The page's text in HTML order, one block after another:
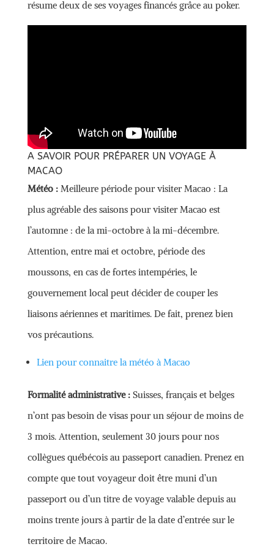
résume deux de ses voyages financés grâce au poker.
A SAVOIR POUR PRÉPARER UN VOYAGE À
MACAO
Météo : Meilleure période pour visiter Macao : La
plus agréable des saisons pour visiter Macao est
l’automne : de la mi-octobre à la mi-décembre.
Attention, entre mai et octobre, période des
moussons, en cas de fortes intempéries, le
gouvernement local peut décider de couper les
liaisons aériennes et maritimes. De fait, prenez bien
vos précautions.
Lien pour connaitre la météo à Macao
Formalité administrative :Suisses, français et belges
n’ont pas besoin de visas pour un séjour de moins de
3 mois. Attention, seulement 30 jours pour nos
collègues québécois au passeport canadien. Prenez en
compte que tout voyageur doit être muni d’un
passeport ou d’un titre de voyage valable depuis au
moins trente jours à partir de la date d’entrée sur le
territoire de Macao.